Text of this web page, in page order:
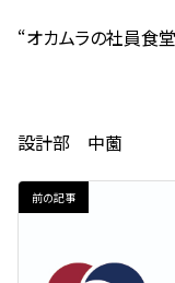
“オカムラの社員食
設計部 中薗
前の記事